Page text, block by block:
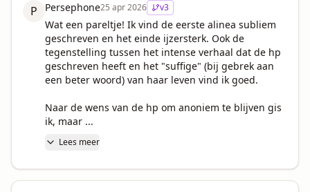
P Persephone25 apr 2026 v3
Wat een pareltje! Ik vind de eerste alinea subliem
geschreven en het einde ijzersterk. Ook de
tegenstelling tussen het intense verhaal dat de hp
geschreven heeft en het "suffige" (bij gebrek aan
een beter woord) van haar leven vind ik goed.
Naar de wens van de hp om anoniem te blijven gis
ik, maar ...
Lees meer